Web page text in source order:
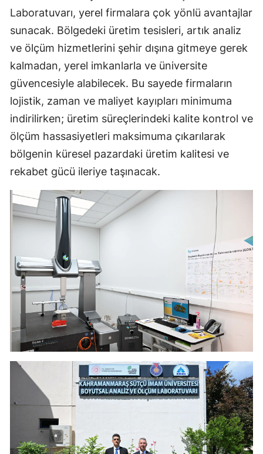
Laboratuvarı, yerel firmalara çok yönlü avantajlar
sunacak. Bölgedeki üretim tesisleri, artık analiz
ve ölçüm hizmetlerini şehir dışına gitmeye gerek
kalmadan, yerel imkanlarla ve üniversite
güvencesiyle alabilecek. Bu sayede firmaların
lojistik, zaman ve maliyet kayıpları minimuma
indirilirken; üretim süreçlerindeki kalite kontrol ve
ölçüm hassasiyetleri maksimuma çıkarılarak
bölgenin küresel pazardaki üretim kalitesi ve
rekabet gücü ileriye taşınacak.